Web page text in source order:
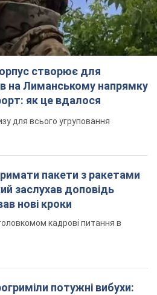
створює для
на Лиманському напрямку
як це вдалося
для всього угруповання
пакети з ракетами
заслухав доповідь
нові кроки
кадрові питання в
потужні вибухи: